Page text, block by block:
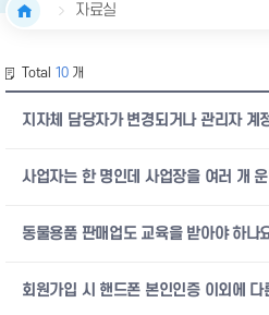
자료실
Total 10 개
지자체 담당자가 변경되거나 관리자 계
사업자는 한 명인데 사업장을 여러 개
동물용품 판매업도 교육을 받아야 하나
회원가입 시 핸드폰 본인인증 이외에